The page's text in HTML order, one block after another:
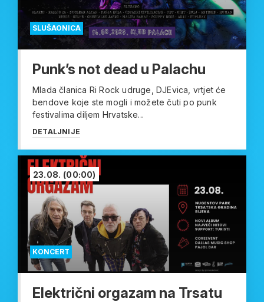
SLUŠAONICA
Punk’s not dead u Palachu
Mlada članica Ri Rock udruge, DJEvica, vrtjet će
bendove koje ste mogli i možete čuti po punk
festivalima diljem Hrvatske...
DETALJNIJE
KONCERT
23.08. (00:00)
Električni orgazam na Trsatu